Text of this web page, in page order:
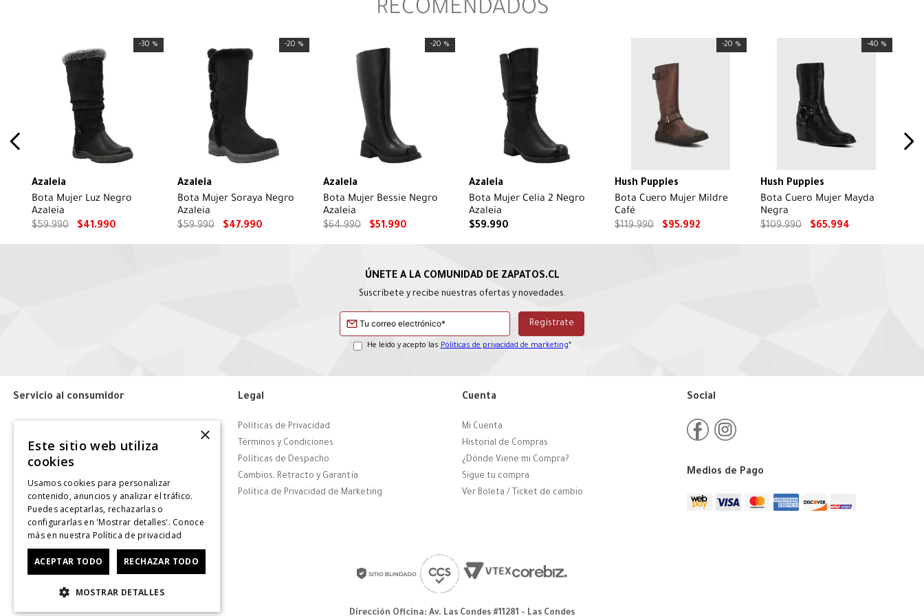
RECOMENDADOS
-30 %
Azaleia
Bota Mujer Luz Negro
Azaleia
$59.990 $41.990
-20 %
Azaleia
Bota Mujer Soraya Negro
Azaleia
$59.990 $47.990
-20 %
Azaleia
Bota Mujer Bessie Negro
Azaleia
$64.990 $51.990
Azaleia
Bota Mujer Celia 2 Negro
Azaleia
$59.990
-20 %
Hush Puppies
Bota Cuero Mujer Mildre
Café
$119.990 $95.992
-40 %
Hush Puppies
Bota Cuero Mujer Mayda
Negra
$109.990 $65.994
Suscríbete y recibe nuestras ofertas y novedades.
He leído y acepto las Políticas de privacidad de marketing*
Servicio al consumidor
Tiendas
Contáctanos
Giftcard
Solicitar Factura
CyberDay
Legal
Políticas de Privacidad
Términos y Condiciones
Políticas de Despacho
Cambios, Retracto y Garantía
Política de Privacidad de Marketing
Cuenta
Mi Cuenta
Historial de Compras
¿Dónde Viene mi Compra?
Sigue tu compra
Ver Boleta / Ticket de cambio
Social
Medios de Pago
Dirección Oficina: Av. Las Condes #11281 - Las Condes
×
Este sitio web utiliza
cookies
Usamos cookies para personalizar
contenido, anuncios y analizar el tráfico.
Puedes aceptarlas, rechazarlas o
configurarlas en 'Mostrar detalles'. Conoce
más en nuestra Política de privacidad
ACEPTAR TODO RECHAZAR TODO
MOSTRAR DETALLES